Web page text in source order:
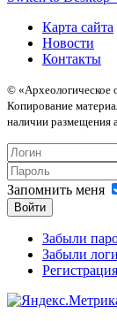
Карта сайта
Новости
Контакты
© «Археологическое
Копирование
наличии размещения
Запомнить меня
Войти
Забыли
Забыли
Регистрация